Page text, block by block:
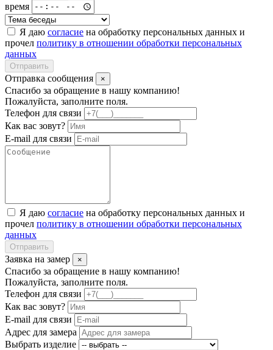
время
Я даю согласие на обработку персональных данных и
прочел политику в отношении обработки персональных
данных
Отправить
Отправка сообщения ×
Спасибо за обращение в нашу компанию!
Пожалуйста, заполните поля.
Телефон для связи
Как вас зовут?
E-mail для связи
Я даю согласие на обработку персональных данных и
прочел политику в отношении обработки персональных
данных
Отправить
Заявка на замер ×
Спасибо за обращение в нашу компанию!
Пожалуйста, заполните поля.
Телефон для связи
Как вас зовут?
E-mail для связи
Адрес для замера
Выбрать изделие